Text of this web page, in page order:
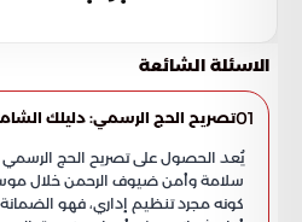
الاسئلة الشائعة
01تصريح الحج الرسمي: دليلك
يُعد الحصول على تصريح الحج الرسمي
سلامة وأمن ضيوف الرحمن خلال موسم
كونه مجرد تنظيم إداري، فهو